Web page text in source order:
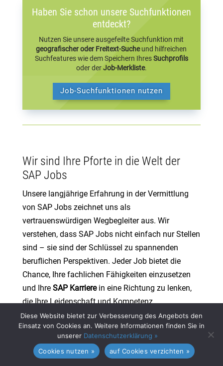
Haben Sie schon unsere Suchfunktionen
entdeckt?
Nutzen Sie unsere ausgefeilte Suchfunktion mit
geografischer oder Freitext-Sucheund hilfreichen
Suchfeatures wie dem Speichern IhresSuchprofils
oder derJob-Merkliste.
Job-Suchfunktionen nutzen
Wir sind Ihre Pforte in die Welt der
SAP Jobs
Unsere langjährige Erfahrung in der Vermittlung
von SAP Jobs zeichnet uns als
vertrauenswürdigen Wegbegleiter aus. Wir
verstehen, dass SAP Jobs nicht einfach nur Stellen
sind – sie sind der Schlüssel zu spannenden
beruflichen Perspektiven. Jeder Job bietet die
Chance, Ihre fachlichen Fähigkeiten einzusetzen
und Ihre SAP Karrierein eine Richtung zu lenken,
die Ihre Leidenschaft und Kompetenz
widerspiegelt.
Biber & Associates unterstützt sie in jeder
Karrierestufe: Wir haben passende Angebote für
Diese Website bietet zur Verbesserung des Angebots den
Einsatz von Cookies an. Weitere Informationen finden Sie in
unserer Datenschutzerklärung »
Cookies nutzen »
auf Cookies verzichten »